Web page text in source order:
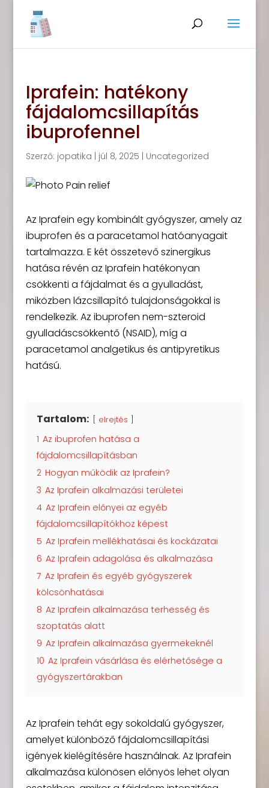
Iprafein: hatékony
fájdalomcsillapítás
ibuprofennel
Szerző: jopatika júl 8, 2025 Uncategorized
Az Iprafein egy kombinált gyógyszer, amely az
ibuprofen és a paracetamol hatóanyagait
tartalmazza. E két összetevő szinergikus
hatása révén az Iprafein hatékonyan
csökkenti a fájdalmat és a gyulladást,
miközben lázcsillapító tulajdonságokkal is
rendelkezik. Az ibuprofen nem-szteroid
gyulladáscsökkentő (NSAID), míg a
paracetamol analgetikus és antipyretikus
hatású.
Tartalom: elrejtés
1 Az ibuprofen hatása a
fájdalomcsillapításban
2 Hogyan működik az Iprafein?
3 Az Iprafein alkalmazási területei
4 Az Iprafein előnyei az egyéb
fájdalomcsillapítókhoz képest
5 Az Iprafein mellékhatásai és kockázatai
6 Az Iprafein adagolása és alkalmazása
7 Az Iprafein és egyéb gyógyszerek
kölcsönhatásai
8 Az Iprafein alkalmazása terhesség és
szoptatás alatt
9 Az Iprafein alkalmazása gyermekeknél
10 Az Iprafein vásárlása és elérhetősége a
gyógyszertárakban
Az Iprafein tehát egy sokoldalú gyógyszer,
amelyet különböző fájdalomcsillapítási
igények kielégítésére használnak. Az Iprafein
alkalmazása különösen előnyös lehet olyan